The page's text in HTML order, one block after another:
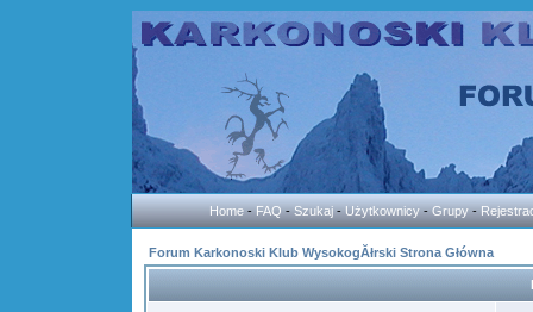
Home-FAQ-Szukaj-Użytkownicy-Grupy-
Forum Karkonoski Klub WysokogĂłrski Strona Główna